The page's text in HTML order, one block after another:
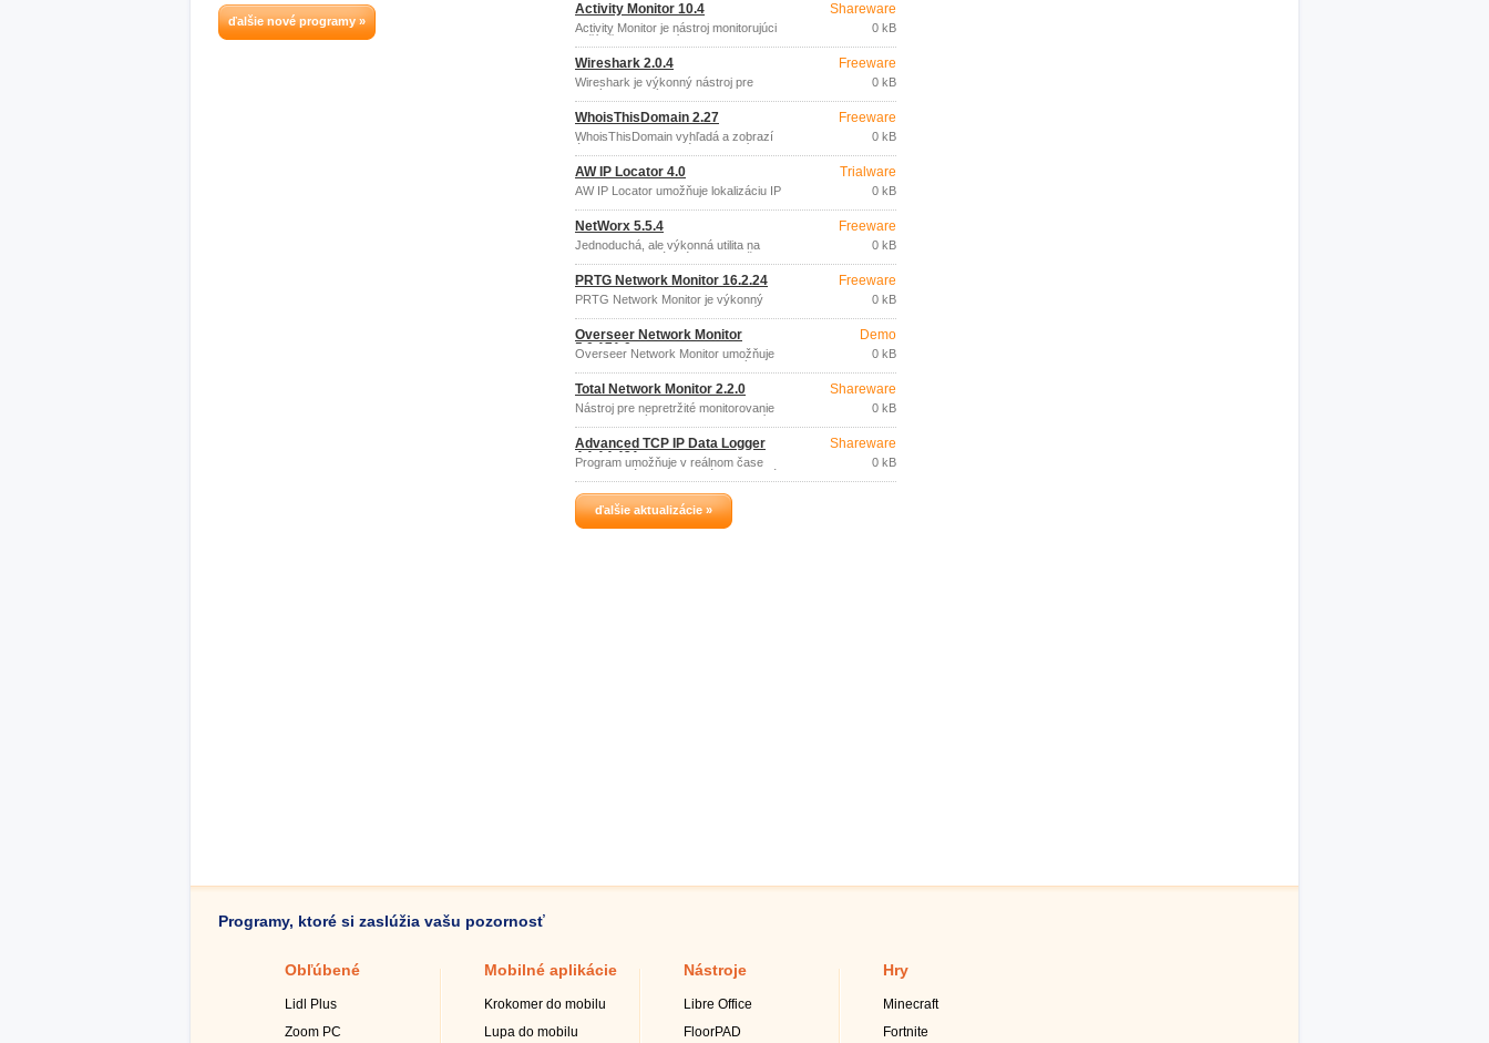
ďalšie nové programy »
Activity Monitor 10.4
Activity Monitor je nástroj monitorujúci
počítače v sieti: snímky pracovnej
plochy, spustené programy, navštívené
weby, stlačené klávesy a pod.
Shareware
0 kB
Wireshark 2.0.4
Wireshark je výkonný nástroj pre
analýzu sieťových protokolov,
umožňujúci zachytávanie a podrobné
skúmanie dát pretekajúcich sietí alebo
zachytených a uložených na disku.
Freeware
0 kB
WhoisThisDomain 2.27
WhoisThisDomain vyhľadá a zobrazí
údaje o zadanej doméne (vlastník,
informácie o registrácii).
Freeware
0 kB
AW IP Locator 4.0
AW IP Locator umožňuje lokalizáciu IP
použitím online databázy.
Trialware
0 kB
NetWorx 5.5.4
Jednoduchá, ale výkonná utilita na
monitorovanie dátového toku vašim
pripojením k sieti (vytáčané, Ethernet,
ISDN, DSL, 802.
Freeware
0 kB
PRTG Network Monitor 16.2.24
PRTG Network Monitor je výkonný
prostriedok na monitorovanie sietí.
Freeware
0 kB
Overseer Network Monitor
5.0.171.0
Overseer Network Monitor umožňuje
monitorovať dostupnosť webových
serverov (http/https), kritických
systémových služieb a procesov
Windows serverov, zaznamenávané
udalosti (Event Log) alebo veľkosť
voľného priestoru na diskoch.
Demo
0 kB
Total Network Monitor 2.2.0
Nástroj pre nepretržité monitorovanie
stredne veľkých aj rozsiahlych sietí -
jednotlivých staníc, sieťových a
systémových utilít a služieb.
Shareware
0 kB
Advanced TCP IP Data Logger
4.1.14.421
Program umožňuje v reálnom čase
zaznamenávať TCP/IP dáta pretekajúce
sieťou, odosielať a prijímať sériové dáta
prostredníctvom internetu alebo LAN.
Shareware
0 kB
ďalšie aktualizácie »
Programy, ktoré si zaslúžia vašu pozornosť
Obľúbené
Lidl Plus
Zoom PC
Mobilné aplikácie
Krokomer do mobilu
Lupa do mobilu
Nástroje
Libre Office
FloorPAD
Hry
Minecraft
Fortnite